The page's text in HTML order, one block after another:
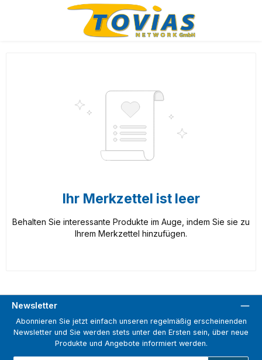
Zum Hauptinhalt springen
Ihr Merkzettel ist leer
Behalten Sie interessante Produkte im Auge, indem Sie sie zu
Ihrem Merkzettel hinzufügen.
Newsletter
Abonnieren Sie jetzt einfach unseren regelmäßig erscheinenden
Newsletter und Sie werden stets unter den Ersten sein, über neue
Produkte und Angebote informiert werden.